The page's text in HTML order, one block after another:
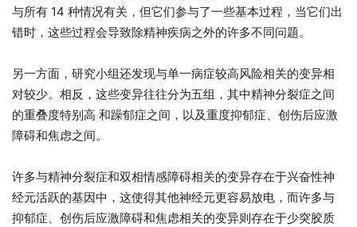
与所有 14 种情况有关，但它们参与了一些基本过程，当它们出
错时，这些过程会导致除精神疾病之外的许多不同问题。
另一方面，研究小组还发现与单一病症较高风险相关的变异相
对较少。相反，这些变异往往分为五组，其中精神分裂症之间
的重叠度特别高 和躁郁症之间，以及重度抑郁症、创伤后应激
障碍和焦虑之间。
许多与精神分裂症和双相情感障碍相关的变异存在于兴奋性神
经元活跃的基因中，这使得其他神经元更容易放电，而许多与
抑郁症、创伤后应激障碍和焦虑相关的变异则存在于少突胶质